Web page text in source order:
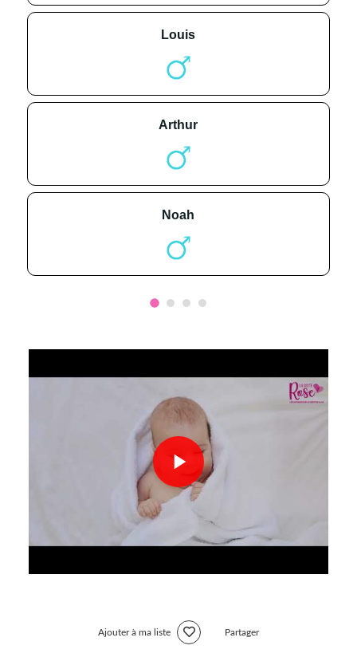
louis
arthur
noah
Ajouter à ma liste Partager